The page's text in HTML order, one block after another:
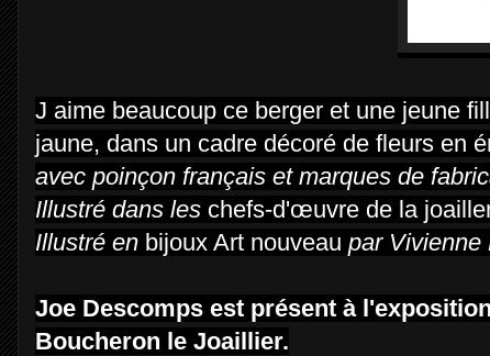
J aime beaucoup ce berger et une jeune
jaune, dans un cadre décoré de fleurs en
avec poinçon français et marques de
Illustré dans les chefs-d'œuvre de la
Illustré en bijoux Art nouveau par Vivienne
Joe Descomps est présent à
Boucheron le Joaillier.